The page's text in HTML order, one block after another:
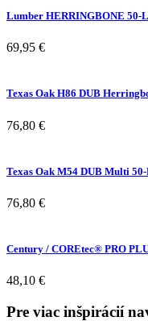
Lumber HERRINGBONE 50-
69,95 €
Texas Oak H86 DUB
76,80 €
Texas Oak M54 DUB Multi
76,80 €
Century / COREtec® PRO
48,10 €
Pre viac inšpirácií